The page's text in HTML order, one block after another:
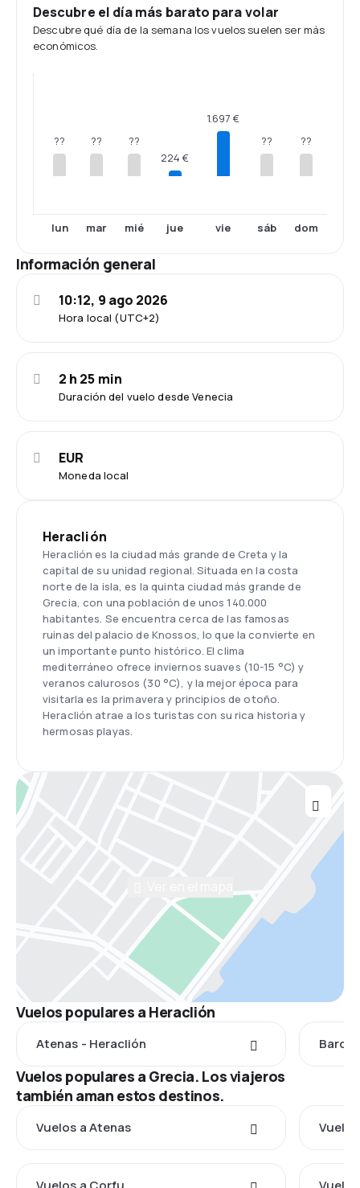
Descubre el día más barato para volar
Descubre qué día de la semana los vuelos suelen ser más
económicos.
??
lun
??
mar
??
mié
224 €
jue
1.697 €
vie
??
sáb
??
dom
Información general
Hora local (UTC+2)
10:12, 9 ago 2026
Duración del vuelo desde Venecia
2 h 25 min
Moneda local
EUR
Heraclión
Heraclión es la ciudad más grande de Creta y la
capital de su unidad regional. Situada en la costa
norte de la isla, es la quinta ciudad más grande de
Grecia, con una población de unos 140.000
habitantes. Se encuentra cerca de las famosas
ruinas del palacio de Knossos, lo que la convierte en
un importante punto histórico. El clima
mediterráneo ofrece inviernos suaves (10-15 °C) y
veranos calurosos (30 °C), y la mejor época para
visitarla es la primavera y principios de otoño.
Heraclión atrae a los turistas con su rica historia y
hermosas playas.
Vuelos populares a Heraclión
Atenas - Heraclión
Vuelos populares a Grecia. Los viajeros
también aman estos destinos.
Vuelos a Atenas